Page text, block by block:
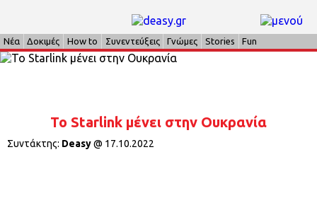
Νέα Δοκιμές How to Συνεντεύξεις Γνώμες Stories Fun
Το Starlink μένει στην Ουκρανία
Συντάκτης: Deasy@ 17.10.2022